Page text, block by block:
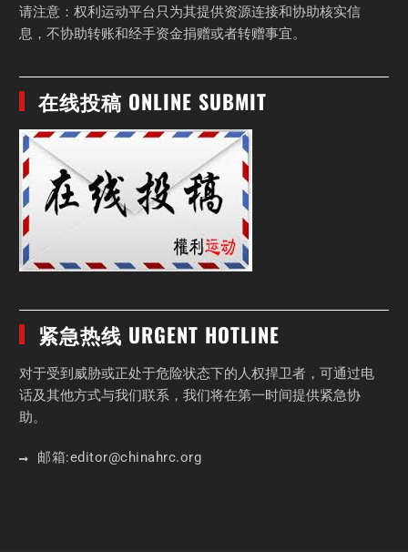
请注意：权利运动平台只为其提供资源连接和协助核实信
息，不协助转账和经手资金捐赠或者转赠事宜。
在线投稿 ONLINE SUBMIT
紧急热线 URGENT HOTLINE
对于受到威胁或正处于危险状态下的人权捍卫者，可通过电
话及其他方式与我们联系，我们将在第一时间提供紧急协
助。
邮箱:editor@chinahrc.org